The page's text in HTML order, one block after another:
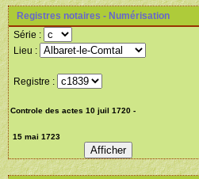
Registres notaires - Numérisation
Série :
Lieu :
Registre :